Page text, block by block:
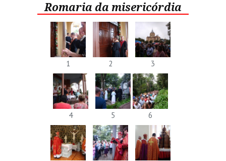
Romaria da misericórdia
1 2 3
4 5 6